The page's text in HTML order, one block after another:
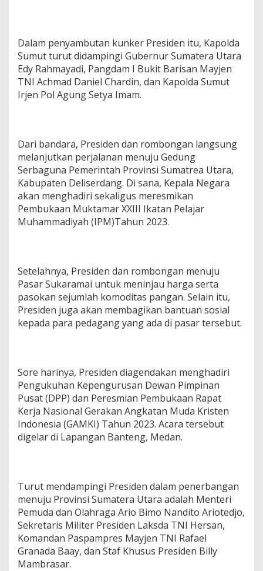
Dalam penyambutan kunker Presiden itu, Kapolda
Sumut turut didampingi Gubernur Sumatera Utara
Edy Rahmayadi, Pangdam I Bukit Barisan Mayjen
TNI Achmad Daniel Chardin, dan Kapolda Sumut
Irjen Pol Agung Setya Imam.
Dari bandara, Presiden dan rombongan langsung
melanjutkan perjalanan menuju Gedung
Serbaguna Pemerintah Provinsi Sumatrea Utara,
Kabupaten Deliserdang. Di sana, Kepala Negara
akan menghadiri sekaligus meresmikan
Pembukaan Muktamar XXIII Ikatan Pelajar
Muhammadiyah (IPM)Tahun 2023.
Setelahnya, Presiden dan rombongan menuju
Pasar Sukaramai untuk meninjau harga serta
pasokan sejumlah komoditas pangan. Selain itu,
Presiden juga akan membagikan bantuan sosial
kepada para pedagang yang ada di pasar tersebut.
Sore harinya, Presiden diagendakan menghadiri
Pengukuhan Kepengurusan Dewan Pimpinan
Pusat (DPP) dan Peresmian Pembukaan Rapat
Kerja Nasional Gerakan Angkatan Muda Kristen
Indonesia (GAMKI) Tahun 2023. Acara tersebut
digelar di Lapangan Banteng, Medan.
Turut mendampingi Presiden dalam penerbangan
menuju Provinsi Sumatera Utara adalah Menteri
Pemuda dan Olahraga Ario Bimo Nandito Ariotedjo,
Sekretaris Militer Presiden Laksda TNI Hersan,
Komandan Paspampres Mayjen TNI Rafael
Granada Baay, dan Staf Khusus Presiden Billy
Mambrasar.